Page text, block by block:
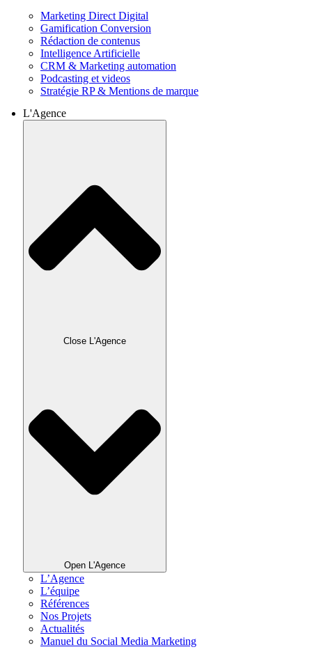
Marketing Direct Digital
Gamification Conversion
Rédaction de contenus
Intelligence Artificielle
CRM & Marketing automation
Podcasting et videos
Stratégie RP & Mentions de marque
L'Agence
Close L'Agence
Open L'Agence
L’Agence
L’équipe
Références
Nos Projets
Actualités
Manuel du Social Media Marketing